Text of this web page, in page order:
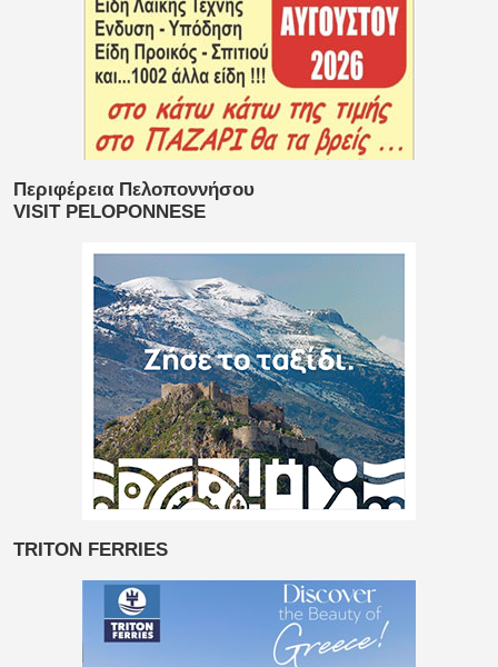
Περιφέρεια Πελοποννήσου
VISIT PELOPONNESE
TRITON FERRIES